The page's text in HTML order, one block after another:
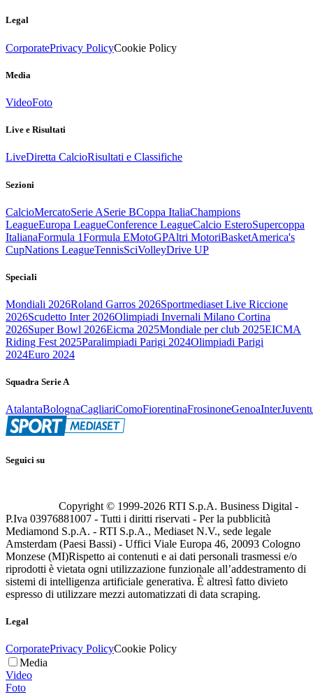
Legal
CorporatePrivacy PolicyCookie Policy
Media
VideoFoto
Live e Risultati
LiveDiretta CalcioRisultati e Classifiche
Sezioni
CalcioMercatoSerie ASerie BCoppa ItaliaChampions
LeagueEuropa LeagueConference LeagueCalcio EsteroSupercoppa
ItalianaFormula 1Formula EMotoGPAltri MotoriBasketAmerica's
CupNations LeagueTennisSciVolleyDrive UP
Speciali
Mondiali 2026Roland Garros 2026Sportmediaset Live Riccione
2026Scudetto Inter 2026Olimpiadi Invernali Milano Cortina
2026Super Bowl 2026Eicma 2025Mondiale per club 2025EICMA
Riding Fest 2025Paralimpiadi Parigi 2024Olimpiadi Parigi
2024Euro 2024
Squadra Serie A
AtalantaBolognaCagliariComoFiorentinaFrosinoneGenoaInter
Seguici su
Copyright © 1999-2026 RTI S.p.A. Business Digital -
P.Iva 03976881007 - Tutti i diritti riservati - Per la pubblicità
Mediamond S.p.A. - RTI S.p.A., Mediaset N.V., sede legale
Amsterdam (Paesi Bassi) - Uffici Viale Europa 46, 20093 Cologno
Monzese (MI)Rispetto ai contenuti e ai dati personali trasmessi e/o
riprodotti è vietata ogni utilizzazione funzionale all’addestramento di
sistemi di intelligenza artificiale generativa. È altresì fatto divieto
espresso di utilizzare mezzi automatizzati di data scraping.
Legal
CorporatePrivacy PolicyCookie Policy
Media
Video
Foto